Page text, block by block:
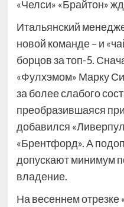
«Челси» «Брайтон»
Итальянский
новой команде – и
борцов за топ-5.
«Фулхэмом» Марку
за более слабого
преобразившаяся
добавился
«Брентфорд». А
допускают минимум
владение.
На весеннем отрезке